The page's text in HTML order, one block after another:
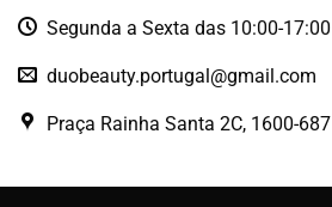
Segunda a Sexta das 10:00-17:00
duobeauty.portugal@gmail.com
Praça Rainha Santa 2C, 1600-